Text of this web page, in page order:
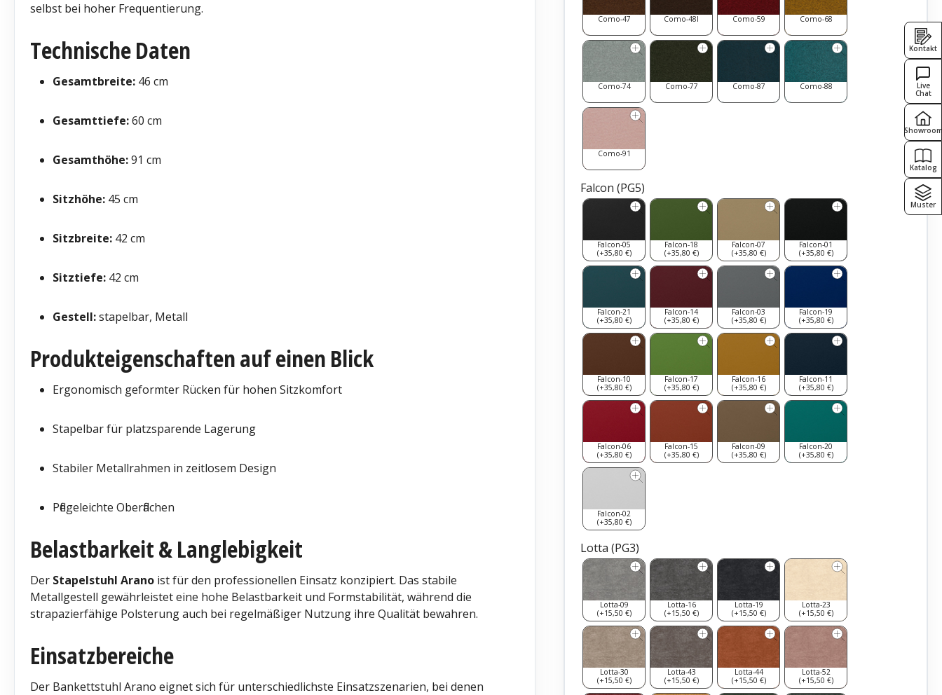
Como-47 Como-48l Como-59 Como-68
Como-74 Como-77 Como-87 Como-88
Como-91
Falcon (PG5)
Falcon-05
(+35,80 €)
Falcon-18
(+35,80 €)
Falcon-07
(+35,80 €)
Falcon-01
(+35,80 €)
Falcon-21
(+35,80 €)
Falcon-14
(+35,80 €)
Falcon-03
(+35,80 €)
Falcon-19
(+35,80 €)
Falcon-10
(+35,80 €)
Falcon-17
(+35,80 €)
Falcon-16
(+35,80 €)
Falcon-11
(+35,80 €)
Falcon-06
(+35,80 €)
Falcon-15
(+35,80 €)
Falcon-09
(+35,80 €)
Falcon-20
(+35,80 €)
Falcon-02
(+35,80 €)
Lotta (PG3)
Lotta-09
(+15,50 €)
Lotta-16
(+15,50 €)
Lotta-19
(+15,50 €)
Lotta-23
(+15,50 €)
Lotta-30
(+15,50 €)
Lotta-43
(+15,50 €)
Lotta-44
(+15,50 €)
Lotta-52
(+15,50 €)
selbst bei hoher Frequentierung.
Technische Daten
Gesamtbreite: 46 cm
Gesamttiefe:60 cm
Gesamthöhe:91 cm
Sitzhöhe: 45 cm
Sitzbreite: 42 cm
Sitztiefe: 42 cm
Gestell:stapelbar, Metall
Produkteigenschaften auf einen Blick
Ergonomisch geformter Rücken für hohen Sitzkomfort
Stapelbar für platzsparende Lagerung
Stabiler Metallrahmen in zeitlosem Design
Pflegeleichte Oberflächen
Belastbarkeit & Langlebigkeit
Der Stapelstuhl Arano ist für den professionellen Einsatz konzipiert. Das stabile
Metallgestell gewährleistet eine hohe Belastbarkeit und Formstabilität, während die
strapazierfähige Polsterung auch bei regelmäßiger Nutzung ihre Qualität bewahren.
Einsatzbereiche
Der Bankettstuhl Arano eignet sich für unterschiedlichste Einsatzszenarien, bei denen
Kontakt
Live
Chat
Showroom
Katalog
Muster